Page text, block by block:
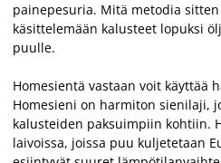
painepesuria. Mitä metodia
käsittelemään kalusteet lopuksi
puulle.
Homesientä vastaan voit käyttää
Homesieni on harmiton sienilaji,
kalusteiden paksuimpiin kohtiin.
laivoissa, joissa puu kuljetetaan